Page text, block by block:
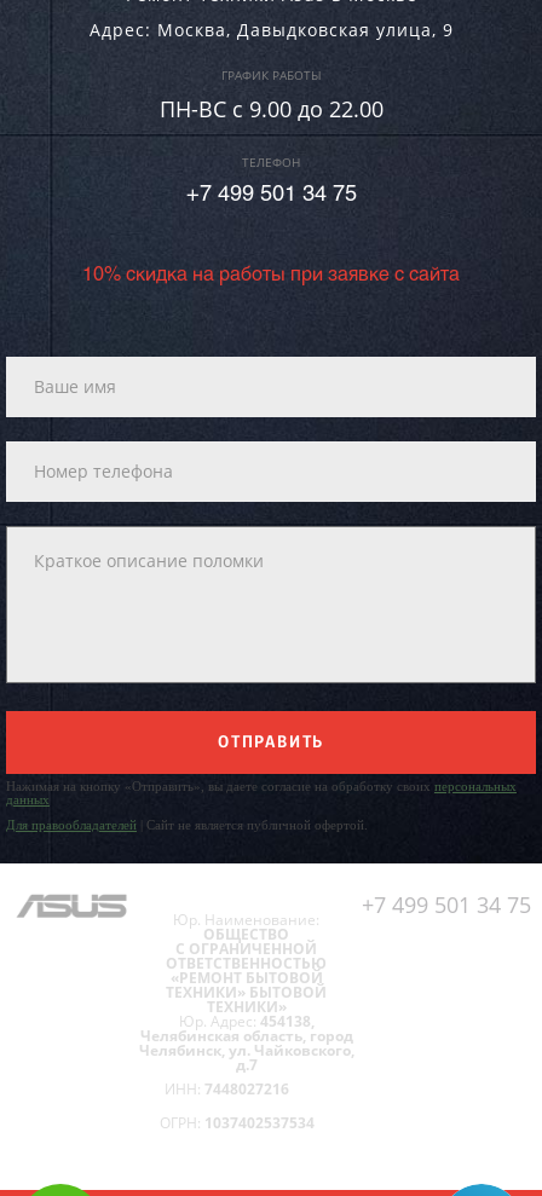
Адрес: Москва, Давыдковская улица, 9
ГРАФИК РАБОТЫ
ПН-ВC c 9.00 до 22.00
ТЕЛЕФОН
+7 499 501 34 75
10% скидка на работы при заявке с сайта
ОТПРАВИТЬ
Нажимая на кнопку «Отправить», вы даете согласие на обработку своих персональных
данных
Для правообладателей | Сайт не является публичной офертой.
+7 499 501 34 75
Юр. Наименование:
ОБЩЕСТВО
С ОГРАНИЧЕННОЙ
ОТВЕТСТВЕННОСТЬЮ
«РЕМОНТ БЫТОВОЙ
ТЕХНИКИ» БЫТОВОЙ
ТЕХНИКИ»
Юр. Адрес: 454138,
Челябинская область, город
Челябинск, ул. Чайковского,
д.7
ИНН: 7448027216
ОГРН: 1037402537534